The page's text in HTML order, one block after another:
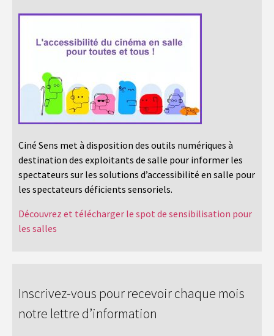
Ciné Sens met à disposition des outils numériques à
destination des exploitants de salle pour informer les
spectateurs sur les solutions d’accessibilité en salle pour
les spectateurs déficients sensoriels.
Découvrez et télécharger le spot de sensibilisation pour
les salles
Inscrivez-vous pour recevoir chaque mois
notre lettre d’information